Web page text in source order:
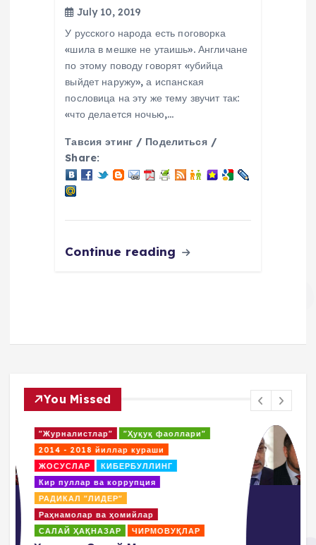
July 10, 2019
У русского народа есть поговорка
«шила в мешке не утаишь». Англичане
по этому поводу говорят «убийца
выйдет наружу», а испанская
пословица на эту же тему звучит так:
«что делается ночью,…
Тавсия этинг / Поделиться /
Share:
Continue reading
You Missed
"Журналисты"
"Правозащитники"
2014 - 2018. Борьбы
Кибербуллинг
КОАЛИЦИЯ
Коррупция и отмывание денег
ПОВИЛИКА
Покрователи и спонсоры
Пропаганда насилия и террор
Салай Хакназар